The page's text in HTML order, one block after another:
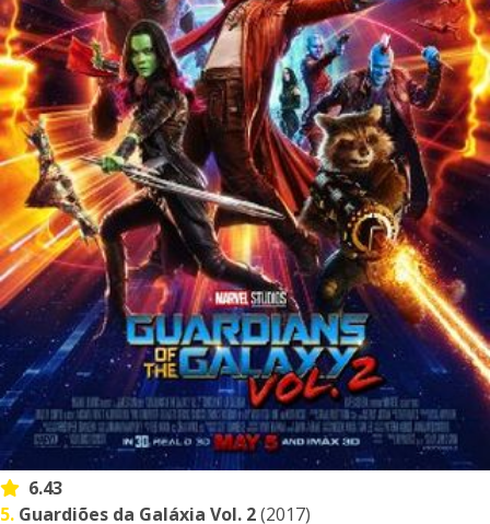
6.43
5. Guardiões da Galáxia Vol. 2(2017)